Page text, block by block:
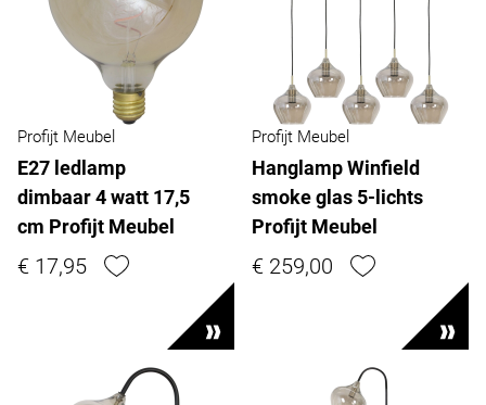
Profijt Meubel
E27 ledlamp
dimbaar 4 watt 17,5
cm Profijt Meubel
€ 17,95
Profijt Meubel
Hanglamp Winfield
smoke glas 5-lichts
Profijt Meubel
€ 259,00